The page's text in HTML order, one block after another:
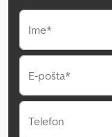
Ime*
E-pošta*
Telefon